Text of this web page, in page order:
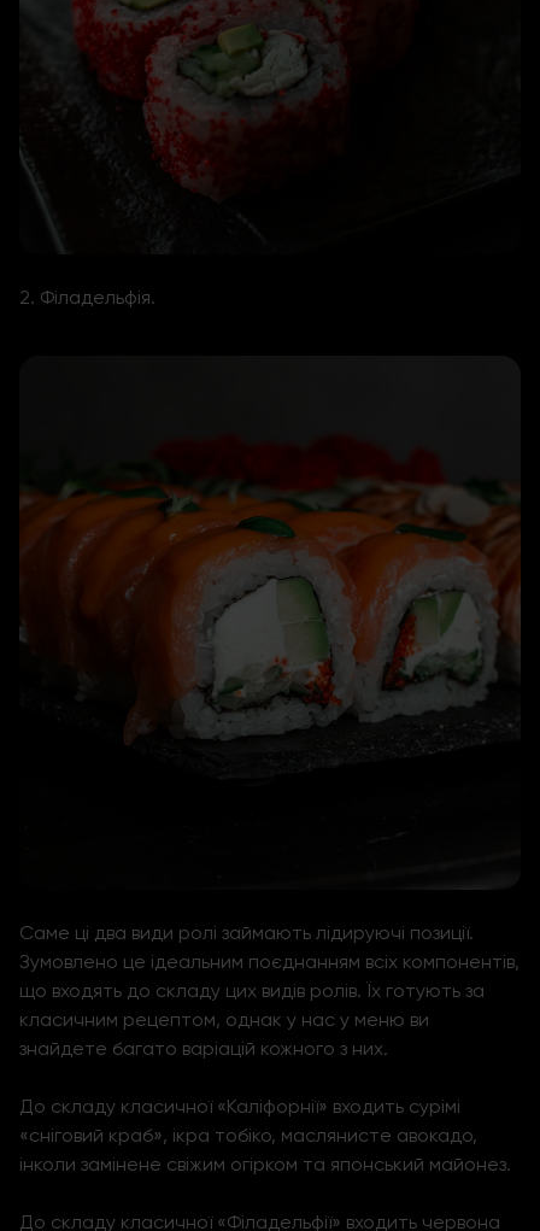
2. Філадельфія.
Саме ці два види ролі займають лідируючі позиції.
Зумовлено це ідеальним поєднанням всіх компонентів,
що входять до складу цих видів ролів. Їх готують за
класичним рецептом, однак у нас у меню ви
знайдете багато варіацій кожного з них.
До складу класичної «Каліфорнії» входить сурімі
«сніговий краб», ікра тобіко, маслянисте авокадо,
інколи замінене свіжим огірком та японський майонез.
До складу класичної «Філадельфії» входить червона